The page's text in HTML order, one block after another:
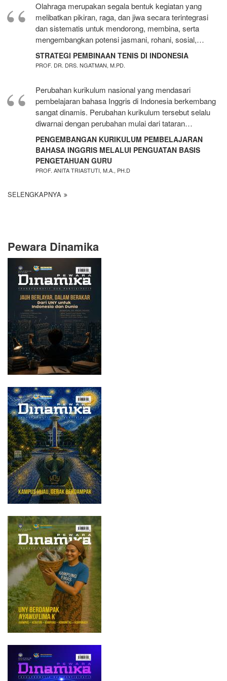
Olahraga merupakan segala bentuk kegiatan yang
melibatkan pikiran, raga, dan jiwa secara terintegrasi
dan sistematis untuk mendorong, membina, serta
mengembangkan potensi jasmani, rohani, sosial,…
STRATEGI PEMBINAAN TENIS DI INDONESIA
PROF. DR. DRS. NGATMAN, M.PD.
Perubahan kurikulum nasional yang mendasari
pembelajaran bahasa Inggris di Indonesia berkembang
sangat dinamis. Perubahan kurikulum tersebut selalu
diwarnai dengan perubahan mulai dari tataran…
PENGEMBANGAN KURIKULUM PEMBELAJARAN
BAHASA INGGRIS MELALUI PENGUATAN BASIS
PENGETAHUAN GURU
PROF. ANITA TRIASTUTI, M.A., PH.D
SELENGKAPNYA
Pewara Dinamika